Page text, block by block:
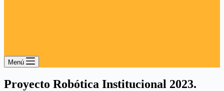
Menú
Proyecto Robótica Institucional 2023.